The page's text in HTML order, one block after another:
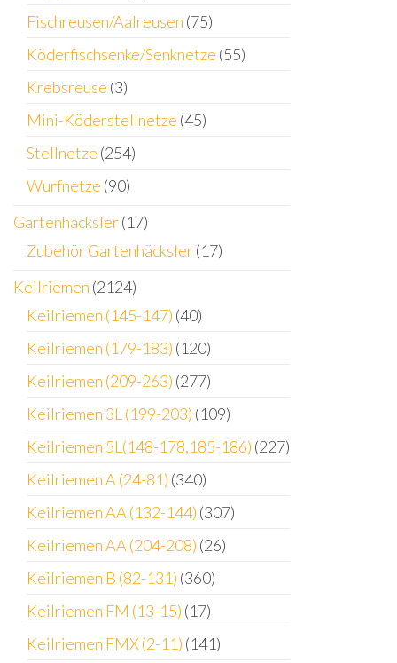
Fischreusen/Aalreusen (75)
Köderfischsenke/Senknetze (55)
Krebsreuse (3)
Mini-Köderstellnetze (45)
Stellnetze (254)
Wurfnetze (90)
Gartenhäcksler(17)
Zubehör Gartenhäcksler(17)
Keilriemen (2124)
Keilriemen (145-147) (40)
Keilriemen (179-183) (120)
Keilriemen (209-263) (277)
Keilriemen 3L (199-203) (109)
Keilriemen 5L(148-178,185-186) (227)
Keilriemen A (24-81) (340)
Keilriemen AA (132-144) (307)
Keilriemen AA (204-208) (26)
Keilriemen B (82-131) (360)
Keilriemen FM (13-15) (17)
Keilriemen FMX (2-11) (141)